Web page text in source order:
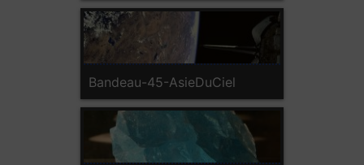
Bandeau-45-AsieDuCiel